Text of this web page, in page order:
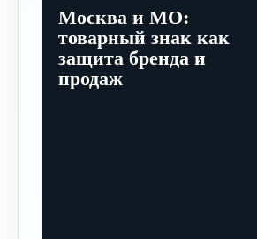
Москва и МО:
товарный знак как
защита бренда и
продаж